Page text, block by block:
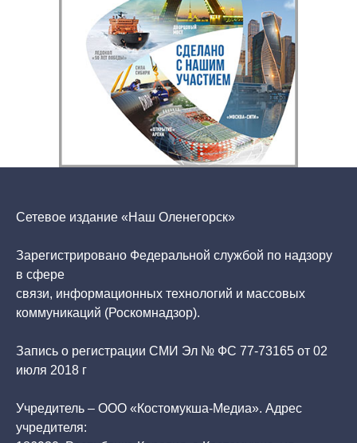
Сетевое издание «Наш Оленегорск»
Зарегистрировано Федеральной службой по надзору
в сфере
связи, информационных технологий и массовых
коммуникаций (Роскомнадзор).
Запись о регистрации СМИ Эл № ФС 77-73165 от 02
июля 2018 г
Учредитель – ООО «Костомукша-Медиа». Адрес
учредителя: